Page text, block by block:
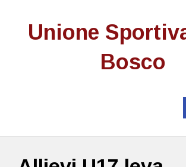
Unione
Bosco